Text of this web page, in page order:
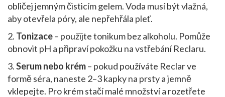
obličej jemným čisticím gelem. Voda musí být vlažná,
aby otevřela póry, ale nepřehřála pleť.
2. Tonizace– použijte tonikum bez alkoholu. Pomůže
obnovit pH a připraví pokožku na vstřebání Reclaru.
3.Serum nebo krém– pokud používáte Reclar ve
formě séra, naneste 2–3 kapky na prsty a jemně
vklepejte. Pro krém stačí malé množství a rozetřete